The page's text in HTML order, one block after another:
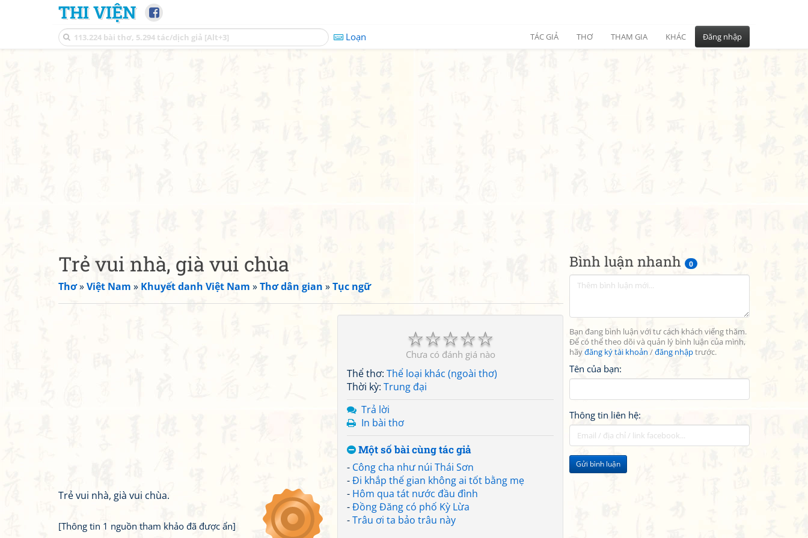
THI VIỆN
Loạn TÁC GIẢ THƠ THAM GIA KHÁC Đăng nhập
Bình luận nhanh 0
Bạn đang bình luận với tư cách khách viếng thăm.
Để có thể theo dõi và quản lý bình luận của mình,
hãyđăng ký tài khoản /đăng nhậptrước.
Tên của bạn:
Thông tin liên hệ:
Gửi bình luận
Trẻ vui nhà, già vui chùa
Thơ»Việt Nam » Khuyết danh Việt Nam »Thơ dân gian »Tục ngữ
☆
☆
☆
☆
☆
Chưa có đánh giá nào
Thể thơ: Thể loại khác (ngoài thơ)
Thời kỳ: Trung đại
Trả lời
In bài thơ
Một số bài cùng tác giả
- Công cha như núi Thái Sơn
-Đi khắp thế gian không ai tốt bằng mẹ
- Hôm qua tát nước đầu đình
-Đồng Đăng có phố Kỳ Lừa
-Trâu ơi ta bảo trâu này
Trẻ vui nhà, già vui chùa.
[Thông tin 1 nguồn tham khảo đã được ẩn]